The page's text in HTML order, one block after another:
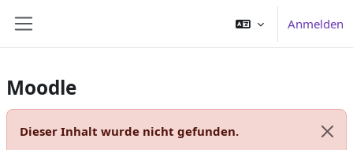
Anmelden
Moodle
Dieser Inhalt wurde nicht gefunden.